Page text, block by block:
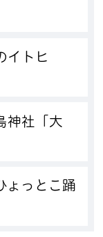
イトヒ
神社「大
ょっとこ踊